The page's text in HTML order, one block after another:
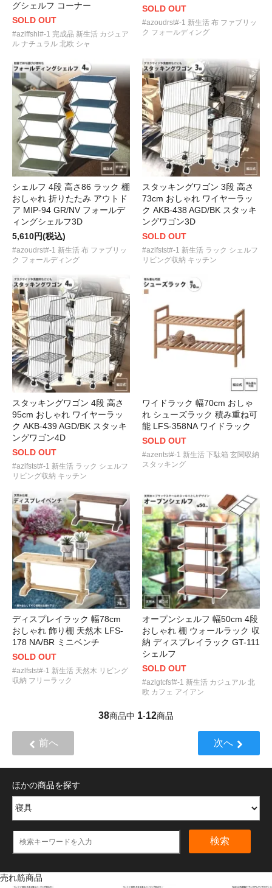
グシェルフ コーナー
SOLD OUT
#azlffshl#-1 完成品 新生活 カジュア
ル ナチュラル 北欧 シャ
SOLD OUT
#azoudrst#-1 新生活 布 ファブリッ
ク フォールディング
シェルフ 4段 高さ86 ラック 棚
おしゃれ 折りたたみ アウトド
ア MIP-94 GR/NV フォールデ
ィングシェルフ3D
5,610円(税込)
#azoudrst#-1 新生活 布 ファブリッ
ク フォールディング
スタッキングワゴン 3段 高さ
73cm おしゃれ ワイヤーラッ
ク AKB-438 AGD/BK スタッキ
ングワゴン3D
SOLD OUT
#azlfstst#-1 新生活 ラック シェルフ
リビング収納 キッチン
スタッキングワゴン 4段 高さ
95cm おしゃれ ワイヤーラッ
ク AKB-439 AGD/BK スタッキ
ングワゴン4D
SOLD OUT
#azlfstst#-1 新生活 ラック シェルフ
リビング収納 キッチン
ワイドラック 幅70cm おしゃ
れ シューズラック 積み重ね可
能 LFS-358NA ワイドラック
SOLD OUT
#azentst#-1 新生活 下駄箱 玄関収納
スタッキング
ディスプレイラック 幅78cm
おしゃれ 飾り棚 天然木 LFS-
178 NA/BR ミニベンチ
SOLD OUT
#azlfstst#-1 新生活 天然木 リビング
収納 フリーラック
オープンシェルフ 幅50cm 4段
おしゃれ 棚 ウォールラック 収
納 ディスプレイラック GT-111
シェルフ
SOLD OUT
#azlgtcfsf#-1 新生活 カジュアル 北
欧 カフェ アイアン
38商品中 1-12商品
前へ 次へ
ほかの商品を探す
検索
売れ筋商品